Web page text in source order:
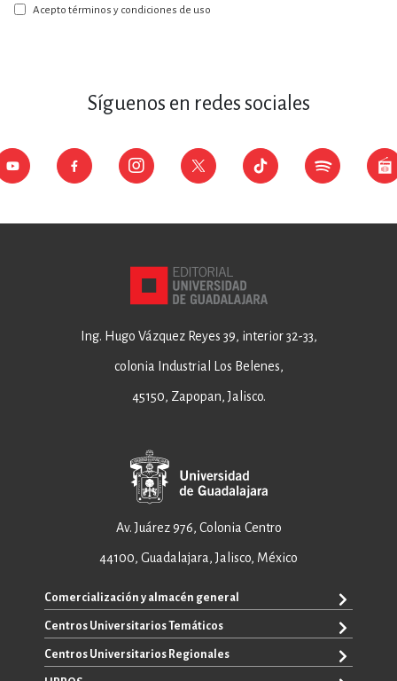
boletín:
Acepto términos y condiciones de uso
Síguenos en redes sociales
Ing. Hugo Vázquez Reyes 39, interior 32-33,
colonia Industrial Los Belenes,
45150, Zapopan, Jalisco.
Av. Juárez 976, Colonia Centro
44100, Guadalajara, Jalisco, México
Comercialización y almacén general
+52 33 3640 6326
+52 33 3640 4595
Centros Universitarios Temáticos
CUAAD
Centros Universitarios Regionales